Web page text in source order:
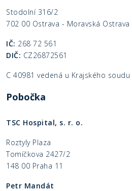
Stodolní 316/2
702 00 Ostrava - Moravská Ostrava
IČ: 268 72 561
DIČ: CZ26872561
C 40981 vedená u Krajského soudu
Pobočka
TSC Hospital, s. r. o.
Roztyly Plaza
Tomíčkova 2427/2
148 00 Praha 11
Petr Mandát